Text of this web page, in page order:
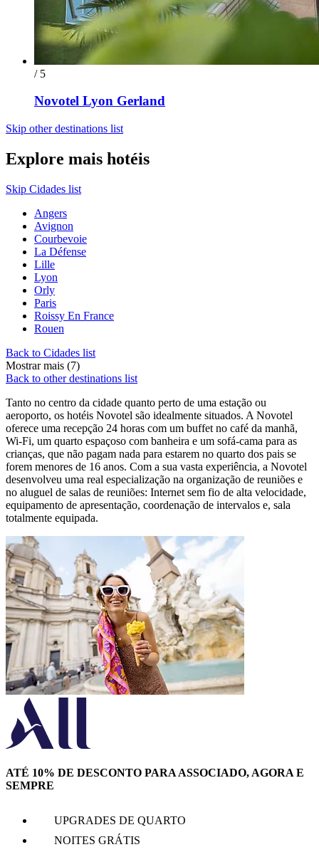
/ 5
Novotel Lyon Gerland
Skip other destinations list
Explore mais hotéis
Skip Cidades list
Angers
Avignon
Courbevoie
La Défense
Lille
Lyon
Orly
Paris
Roissy En France
Rouen
Back to Cidades list
Mostrar mais (7)
Back to other destinations list
Tanto no centro da cidade quanto perto de uma estação ou
aeroporto, os hotéis Novotel são idealmente situados. A Novotel
oferece uma recepção 24 horas com um buffet no café da manhã,
Wi-Fi, um quarto espaçoso com banheira e um sofá-cama para as
crianças, que não pagam nada para estarem no quarto dos pais se
forem menores de 16 anos. Com a sua vasta experiência, a Novotel
desenvolveu uma real especialização na organização de reuniões e
no aluguel de salas de reuniões: Internet sem fio de alta velocidade,
equipamento de apresentação, coordenação de intervalos e, sala
totalmente equipada.
ATÉ 10% DE DESCONTO PARA ASSOCIADO, AGORA E
SEMPRE
UPGRADES DE QUARTO
NOITES GRÁTIS